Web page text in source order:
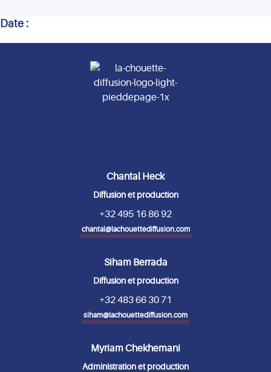
Date :
Chantal Heck
Diffusion et production
+32 495 16 86 92
chantal@lachouettediffusion.com
Siham Berrada
Diffusion et production
+32 483 66 30 71
siham@lachouettediffusion.com
Myriam Chekhemani
Administration et production